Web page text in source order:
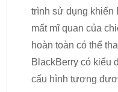
trình sử dụng khiến
mất mĩ quan của
hoàn toàn có thể
BlackBerry có kiểu
cấu hình tương